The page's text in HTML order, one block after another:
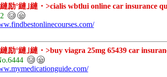
励°縺｣縺・>cialis wbtlui online car insurance
励°縺｣縺・>buy viagra 25mg 65439 car